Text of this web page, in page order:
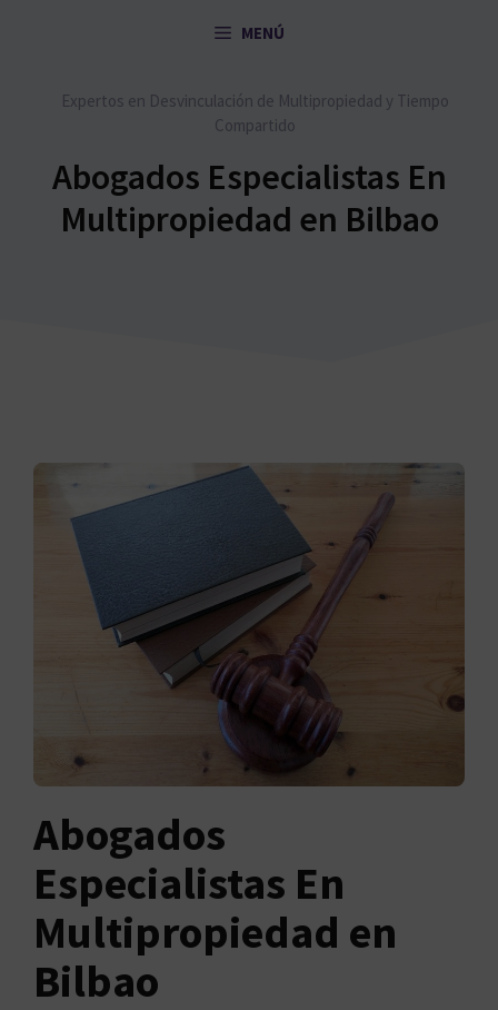
MENÚ
Expertos en Desvinculación de Multipropiedad y Tiempo
Compartido
Abogados Especialistas En
Multipropiedad en Bilbao
Abogados
Especialistas En
Multipropiedad en
Bilbao